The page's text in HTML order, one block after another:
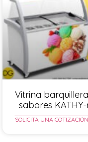
Vitrina
sabores KATHY-
SOLICITA UNA